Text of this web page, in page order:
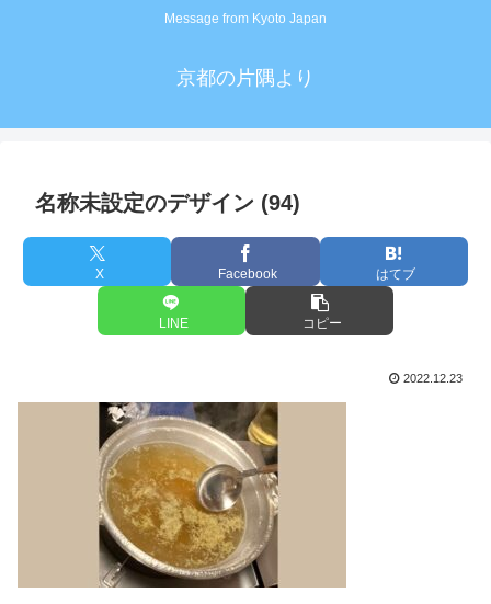
Message from Kyoto Japan
京都の片隅より
名称未設定のデザイン (94)
X Facebook はてブ
LINE コピー
2022.12.23